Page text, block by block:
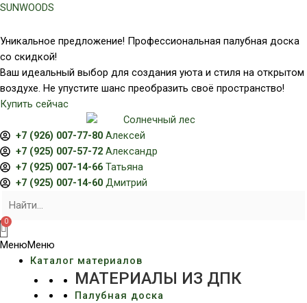
Перейти
содержимому
SUNWOODS
Уникальное предложение! Профессиональная палубная доска
со скидкой!
Ваш идеальный выбор для создания уюта и стиля на открытом
воздухе. Не упустите шанс преобразить своё пространство!
Купить сейчас
+7 (926) 007-77-80 Алексей
+7 (925) 007-57-72 Александр
+7 (925) 007-14-66 Татьяна
+7 (925) 007-14-60 Дмитрий
МенюМеню
Каталог материалов
МАТЕРИАЛЫ ИЗ ДПК
Палубная доска